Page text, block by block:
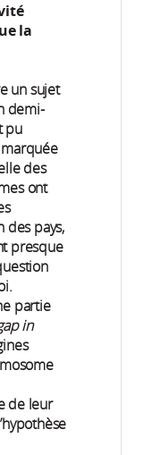
la
un sujet
demi-
pu
des
ont
des pays,
presque
partie
in
de leur